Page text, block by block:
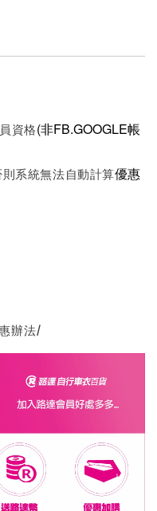
資格(非FB.GOOGLE帳
系統無法自動計算優惠
辦法/